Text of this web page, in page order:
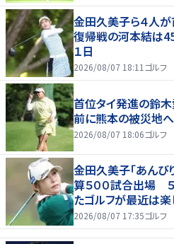
金田久美子ら４人
復帰戦の河本結は
１日
2026/08/07 18:11ゴルフ
首位タイ発進の鈴木
前に熊本の被災地
2026/08/07 18:06ゴルフ
金田久美子「あんび
算５００試合出場
たゴルフが最近は楽
たいな」
2026/08/07 17:35ゴルフ